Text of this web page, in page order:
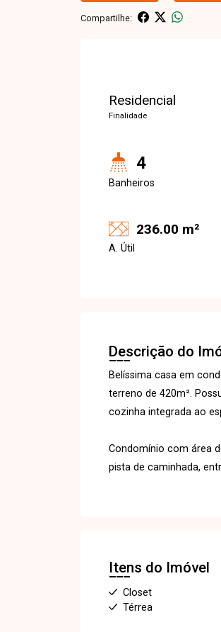
Compartilhe:
Residencial
Finalidade
4
Banheiros
236.00 m²
A. Útil
Descrição do
Belíssima casa em
terreno de 420m².
cozinha integrada ao
Condomínio com área
pista de caminhada,
Itens do Imóvel
Closet
Térrea